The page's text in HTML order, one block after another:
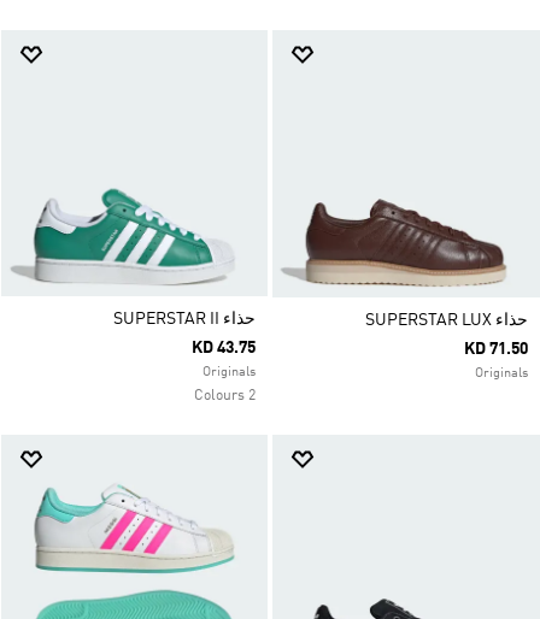
حذاء SUPERSTAR LUX
KD 71.50
Originals
حذاء SUPERSTAR II
KD 43.75
Originals
2 Colours